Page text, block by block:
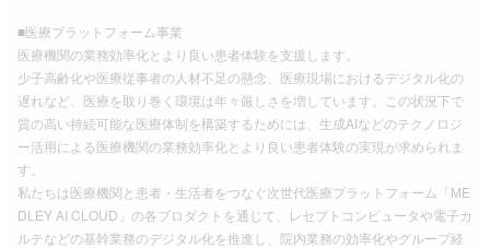
■医療プラットフォーム事業
医療機関の業務効率化とより良い患者体験を支援します。
少子高齢化や医療従事者の人材不足の懸念、医療現場におけるデジタル化の
遅れなど、医療を取り巻く環境は年々厳しさを増しています。この状況下で
質の高い持続可能な医療体制を構築するためには、生成AIなどのテクノロジ
ー活用による医療機関の業務効率化とより良い患者体験の実現が求められま
す。
私たちは医療機関と患者・生活者をつなぐ次世代医療プラットフォーム「ME
DLEY AI CLOUD」の各プロダクトを通じて、レセプトコンピュータや電子カ
ルテなどの基幹業務のデジタル化を推進し、院内業務の効率化やグループ経